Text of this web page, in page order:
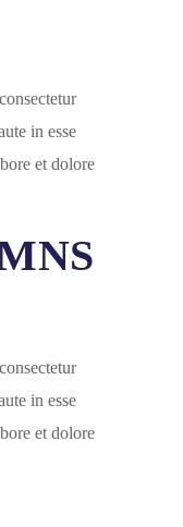
in esse
et dolore
in esse
et dolore